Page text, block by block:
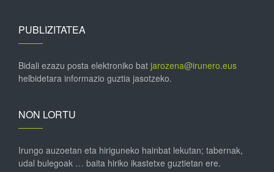
PUBLIZITATEA
Bidali ezazu posta elektroniko bat jarozena@irunero.eus
helbidetara informazio guztia jasotzeko.
NON LORTU
Irungo auzoetan eta hiriguneko hainbat lekutan; tabernak,
udal bulegoak … baita hiriko ikastetxe guztietan ere.